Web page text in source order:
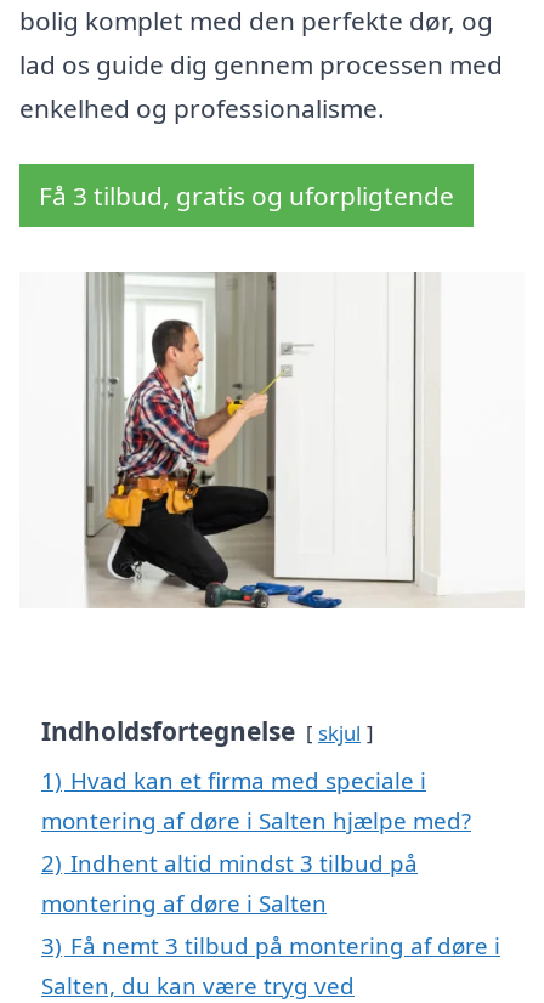
bolig komplet med den perfekte dør, og
lad os guide dig gennem processen med
enkelhed og professionalisme.
Få 3 tilbud, gratis og uforpligtende
Indholdsfortegnelse skjul
1) Hvad kan et firma med speciale i
montering af døre i Salten hjælpe med?
2) Indhent altid mindst 3 tilbud på
montering af døre i Salten
3) Få nemt 3 tilbud på montering af døre i
Salten, du kan være tryg ved